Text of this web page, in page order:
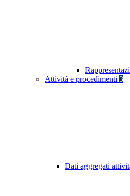
Attività e procedimenti 3
Dati aggregati